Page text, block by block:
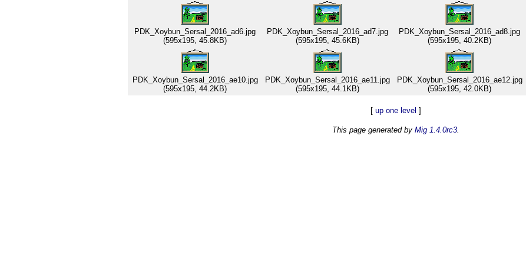
PDK_Xoybun_Sersal_2016_ad6.jpg
(595x195, 45.8KB)
PDK_Xoybun_Sersal_2016_ad7.jpg
(595x195, 45.6KB)
PDK_Xoybun_Sersal_2016_ad8.jpg
(595x195, 40.2KB)
PDK_Xoybun_Sersal_2016_ae10.jpg
(595x195, 44.2KB)
PDK_Xoybun_Sersal_2016_ae11.jpg
(595x195, 44.1KB)
PDK_Xoybun_Sersal_2016_ae12.jpg
(595x195, 42.0KB)
[ up one level ]
This page generated by Mig 1.4.0rc3.